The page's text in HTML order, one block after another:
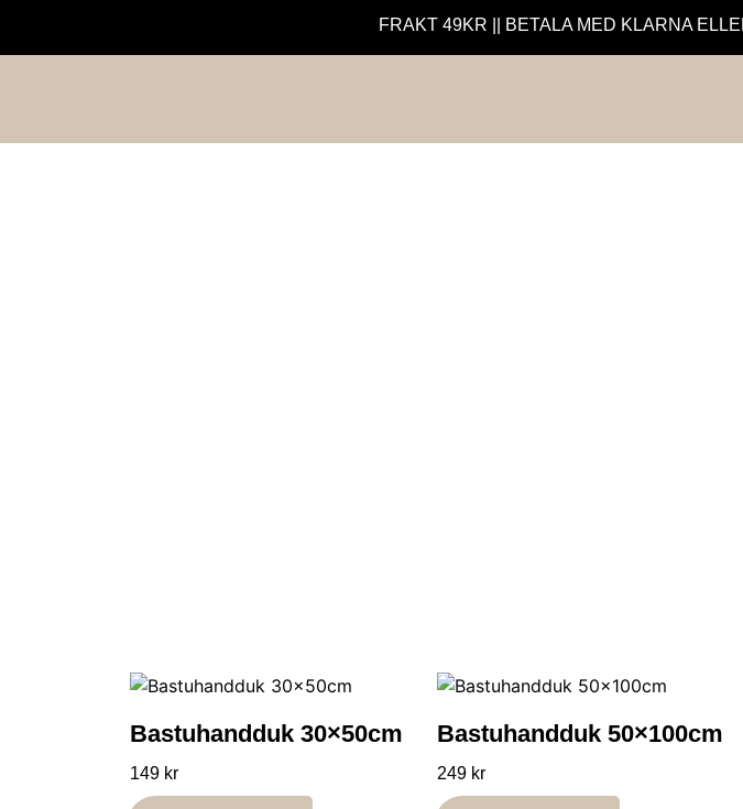
FRAKT 49KR || BETALA MED KLARNA
Bastuhandduk 30×50cm
149 kr
Bastuhandduk 50×100cm
249 kr